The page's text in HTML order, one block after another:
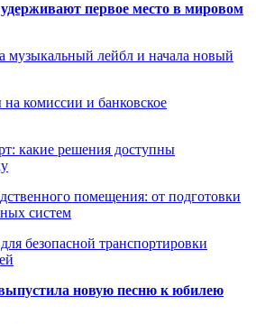
первое место в мировом
музыкальный лейбл и начала новый
на комиссии и банковское
какие решения доступны
помещения: от подготовки
систем
безопасной транспортировки
новую песню к юбилею